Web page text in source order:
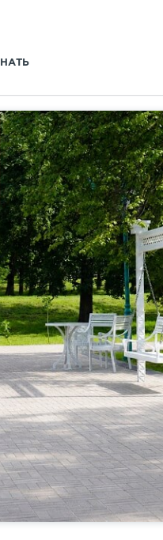
ответы
для покупателей